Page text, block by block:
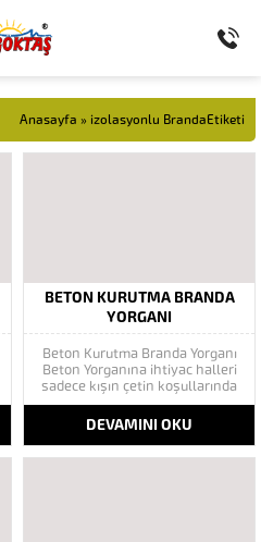
Anasayfa » izolasyonlu BrandaEtiketi
BETON KURUTMA BRANDA
YORGANI
Beton Kurutma Branda Yorganı
Beton Yorganına ihtiyac halleri
sadece kışın çetin koşullarında
gibi bir ön yargı oluşmuştur.
Beton çadır yorganına ve
brandaya ihtiyaç yaz aylarında
hava koşullarında da ihtiyaç
DEVAMINI OKU